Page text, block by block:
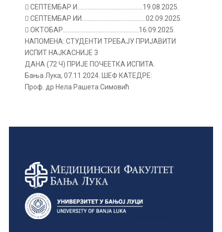
 СЕПТЕМБАР И……………………………………..19.08.2025.
 СЕПТЕМБАР ИИ…………………………………….02.09.2025.
 ОКТОБАР……………………………………………16.09.2025.
НАПОМЕНА: СТУДЕНТИ ТРЕБАЈУ ПРИЈАВИТИ
ИСПИТ НАЈКАСНИЈЕ 3
ДАНА (72 Ч) ПРИЈЕ ПОЧЕЕТКА ИСПИТА.
Бања Лука, 07.11.2024. ШЕФ КАТЕДРЕ:
Проф. др Нела Рашета Симовић